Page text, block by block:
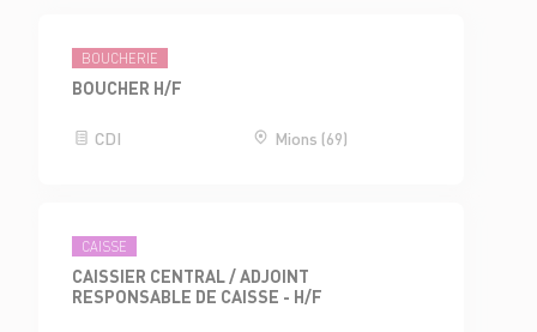
BOUCHERIE
BOUCHER H/F
CDI Mions (69)
CAISSE
CAISSIER CENTRAL / ADJOINT
RESPONSABLE DE CAISSE - H/F